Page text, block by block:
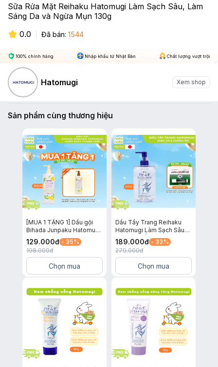
Sữa Rửa Mặt Reihaku Hatomugi Làm Sạch Sâu, Làm
Sáng Da và Ngừa Mụn 130g
0.0
Đã bán: 1544
100% chính hãng Nhập khẩu từ Nhật Bản Chất lượng vượt trội
Hatomugi Xem shop
Sản phẩm cùng thương hiệu
[MUA 1 TẶNG 1] Dầu gội
Bihada Junpaku Hatomugi
chiết xuất Chanh tươi
500ml
129.000đ - 35%
198.000đ
Chọn mua
Dầu Tẩy Trang Reihaku
Hatomugi Làm Sạch Sâu
và Dưỡng Ẩm Cho Da
500ml
189.000đ - 33%
279.000đ
Chọn mua